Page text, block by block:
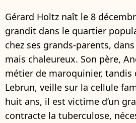
Gérard Holtz naît le 8
grandit dans le quartier
chez ses grands-parents,
mais chaleureux. Son père,
métier de maroquinier, tandis
Lebrun, veille sur la cellule
huit ans, il est victime d’un
contracte la tuberculose,